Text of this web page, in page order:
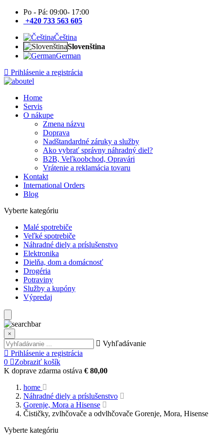
Po - Pá: 09:00- 17:00
+420 733 563 605
Čeština
Slovenština
German
Prihlásenie a registrácia
Home
Servis
O nákupe
Zmena názvu
Doprava
Nadštandardné záruky a služby
Ako vybrať správny náhradný diel?
B2B, Veľkoobchod, Opravári
Vrátenie a reklamácia tovaru
Kontakt
International Orders
Blog
Vyberte kategóriu
Malé spotrebiče
Veľké spotrebiče
Náhradné diely a príslušenstvo
Elektronika
Dielňa, dom a domácnosť
Drogéria
Potraviny
Služby a kupóny
Výpredaj
×
Vyhľadávanie
Prihlásenie a registrácia
0
Zobraziť košík
K doprave zdarma ostáva € 80,00
home
Náhradné diely a príslušenstvo
Gorenje, Mora a Hisense
Čističky, zvlhčovače a odvlhčovače Gorenje, Mora, Hisense
Vyberte kategóriu